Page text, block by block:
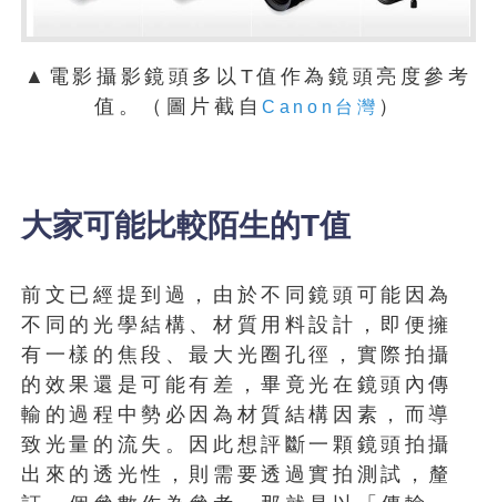
▲電影攝影鏡頭多以T值作為鏡頭亮度參考
值。（圖片截自Canon台灣 ）
大家可能比較陌生的T值
前文已經提到過，由於不同鏡頭可能因為
不同的光學結構、材質用料設計，即便擁
有一樣的焦段、最大光圈孔徑，實際拍攝
的效果還是可能有差，畢竟光在鏡頭內傳
輸的過程中勢必因為材質結構因素，而導
致光量的流失。因此想評斷一顆鏡頭拍攝
出來的透光性，則需要透過實拍測試，釐